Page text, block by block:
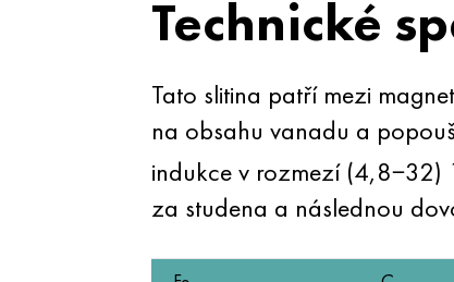
Technické
Tato slitina patří mezi
na obsahu vanadu a
indukce v rozmezí (4,8−32)
za studena a následnou